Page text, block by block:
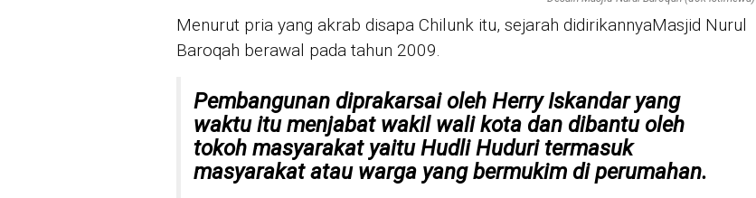
Menurut pria yang akrab disapa Chilunk itu, sejarah didirikannyaMasjid Nurul
Baroqah berawal pada tahun 2009.
Pembangunan diprakarsai oleh Herry Iskandar yang
waktu itu menjabat wakil wali kota dan dibantu oleh
tokoh masyarakat yaitu Hudli Huduri termasuk
masyarakat atau warga yang bermukim di perumahan.